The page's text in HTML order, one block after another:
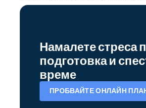
Намалете стреса
подготовка и
време
ПРОБВАЙТЕ ОНЛАЙН